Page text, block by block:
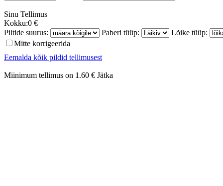
Sinu Tellimus
Kokku:0 €
Piltide suurus:
Paberi tüüp:
Lõike tüüp:
Mitte korrigeerida
Eemalda kõik pildid tellimusest
Miinimum tellimus on 1.60 € Jätka